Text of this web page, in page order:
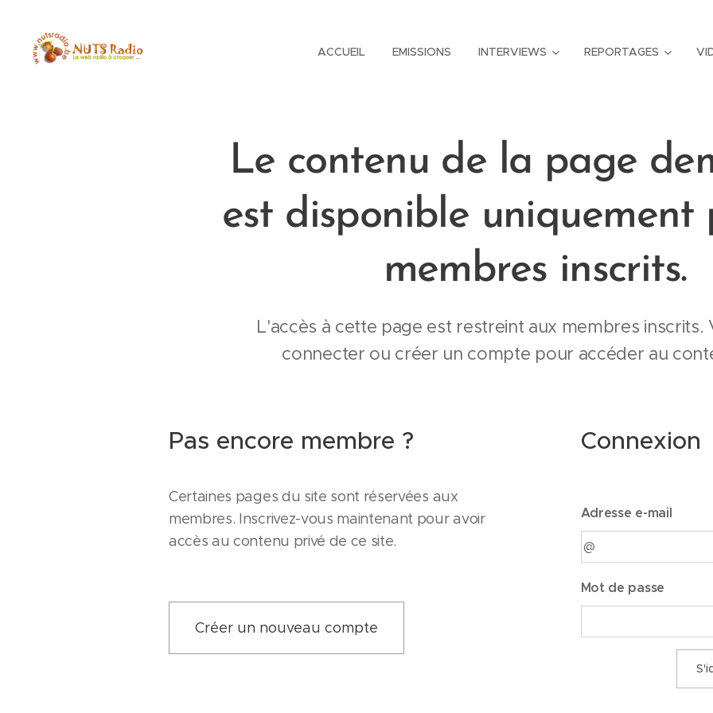
ACCUEIL EMISSIONS INTERVIEWS REPORTAGES
Le contenu de la page
est disponible uniquement
membres inscrits.
L'accès à cette page est restreint aux membres inscrits.
connecter ou créer un compte pour accéder au
Pas encore membre ?
Certaines pages du site sont réservées aux
membres. Inscrivez-vous maintenant pour avoir
accès au contenu privé de ce site.
Créer un nouveau compte
Connexion
Adresse e-mail
Mot de passe